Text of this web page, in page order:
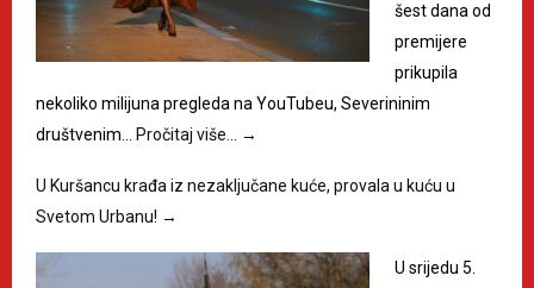
šest dana od
premijere
prikupila
nekoliko milijuna pregleda na YouTubeu, Severininim
društvenim…
Pročitaj više… →
U Kuršancu krađa iz nezaključane kuće, provala u kuću u
Svetom Urbanu! →
U srijedu 5.